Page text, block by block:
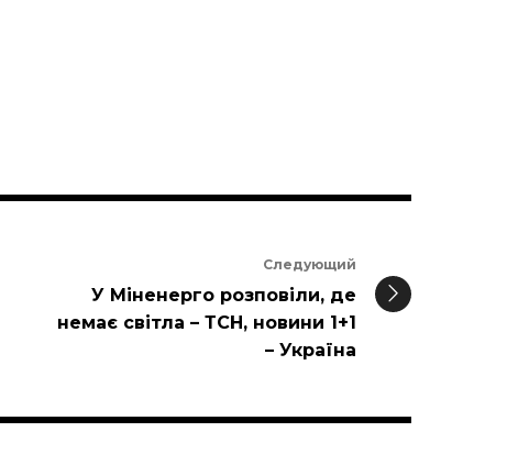
Следующий
У Міненерго розповіли, де
немає світла – ТСН, новини 1+1
– Україна